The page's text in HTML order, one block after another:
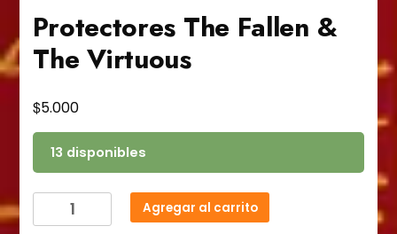
Protectores The Fallen &
The Virtuous
$5.000
13 disponibles
Protectores
The
Agregar al carrito